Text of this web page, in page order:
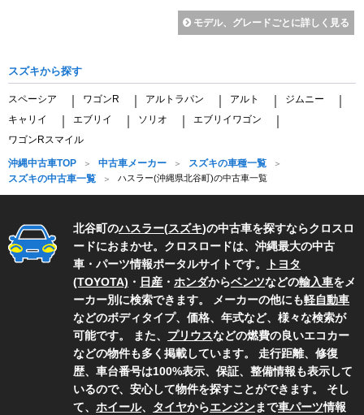
モデル、グレードごとに詳しく見る
スズキから探す
スペーシア ワゴンR アルトラパン アルト ジムニー
キャリイ エブリイ ソリオ エブリイワゴン
ワゴンRスマイル
沖縄中古車TOP 中古車メーカー
スズキの車種一覧
スズキの中古車一覧
ハスラー(沖縄県北谷町)の中古車一覧
北谷町のハスラー(スズキ)の中古車を探すならクロスロ
ードにおまかせ。クロスロードは、沖縄最大の中古
車・パーツ情報ポータルサイトです。
トヨタ
(TOYOTA) ・ 日産 ・ ホンダからベンツなどの輸入車をメ
ーカー別に検索できます。 メーカーの他にも軽自動車
などのボディタイプ、価格、年式など、様々な検索が
可能です。 また、 プリウスなどの燃費の良いエコカー
などの物件も多く掲載しています。 走行距離、修復
歴、車台番号は100%表示、保証、整備情報も表示して
いるので、安心して物件を探すことができます。 そし
て、 ホイール、 タイヤからエンジンまで車パーツ情報